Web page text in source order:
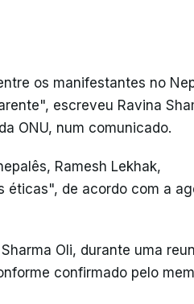
os manifestantes no
escreveu Ravina
ONU, num comunicado.
Ramesh Lekhak,
éticas", de acordo com a
Oli, durante uma
confirmado pelo